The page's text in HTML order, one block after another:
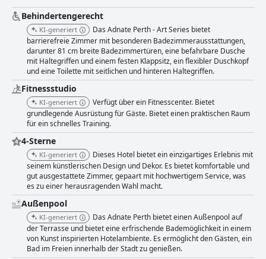
Herausforderungen dar, insbesondere für späte Esser. Die Zimmer im
The Adnate Perth - Art Series werden für ihre Geräumigkeit, ihr
modernes Design und ihre Sauberkeit hoch gelobt. Gäste schätzen die
bequemen Betten, die stilvolle Einrichtung und das viele natürliche Licht
durch die großen Fenster. Obwohl einige kleinere Probleme wie
gelegentlicher Lärm und Inkonsistenzen bei der Zimmerreinigung
festgestellt wurden, ist das Gesamtfeedback positiv, da die Gäste das
ästhetisch ansprechende Ambiente und die komfortablen
Annehmlichkeiten genießen. Die Sauberkeit im gesamten Hotel wird
häufig hervorgehoben, wobei Gäste die makellosen Zimmer und die gut
gepflegten öffentlichen Bereiche loben. Das Housekeeping-Team wird für
seine Effizienz gelobt, was zu einer frischen und einladenden Umgebung
beiträgt. Die Mitarbeiter des The Adnate erhalten Anerkennung für ihre
außergewöhnliche Gastfreundschaft. Viele Bewertungen betonen das
herzliche, hilfsbereite und professionelle Auftreten des Hotelpersonals,
was das gesamte Gästeerlebnis verbessert. Insbesondere das
Rezeptionsteam wird für seinen reibungslosen Check-in und seine
Findigkeit bei der Erfüllung der Gästebedürfnisse gelobt. Kostenloses
WLAN und die Verfügbarkeit von Chromecast in den Zimmern werden
geschätzt, obwohl einige Gäste über eine instabile und langsame
Internetverbindung berichten. Die Verbesserung der WLAN-
Zuverlässigkeit könnte das Erlebnis weiter verbessern. Der Fitnessraum
des Hotels ist zwar kompakt, bietet aber die wichtigsten Geräte und ist
Behindertengerecht
KI-generiert
Das Adnate Perth - Art Series bietet
barrierefreie Zimmer mit besonderen Badezimmerausstattungen,
darunter 81 cm breite Badezimmertüren, eine befahrbare Dusche
mit Haltegriffen und einem festen Klappsitz, ein flexibler Duschkopf
und eine Toilette mit seitlichen und hinteren Haltegriffen.
Fitnessstudio
KI-generiert
Verfügt über ein Fitnesscenter. Bietet
grundlegende Ausrüstung für Gäste. Bietet einen praktischen Raum
für ein schnelles Training.
4-Sterne
KI-generiert
Dieses Hotel bietet ein einzigartiges Erlebnis mit
seinem künstlerischen Design und Dekor. Es bietet komfortable und
gut ausgestattete Zimmer, gepaart mit hochwertigem Service, was
es zu einer herausragenden Wahl macht.
Außenpool
KI-generiert
Das Adnate Perth bietet einen Außenpool auf
der Terrasse und bietet eine erfrischende Bademöglichkeit in einem
von Kunst inspirierten Hotelambiente. Es ermöglicht den Gästen, ein
Bad im Freien innerhalb der Stadt zu genießen.